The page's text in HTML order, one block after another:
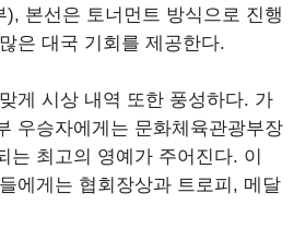
), 본선은 토너먼트 방식으로 진행
은 대국 기회를 제공한다.
게 시상 내역 또한 풍성하다. 가
우승자에게는 문화체육관광부장
는 최고의 영예가 주어진다. 이
에게는 협회장상과 트로피, 메달